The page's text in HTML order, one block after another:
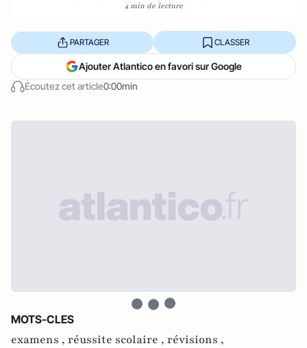
4 min de lecture
Écoutez cet article0:00min
PARTAGER CLASSER
Ajouter Atlantico en favori sur Google
MOTS-CLES
examens , réussite scolaire , révisions ,